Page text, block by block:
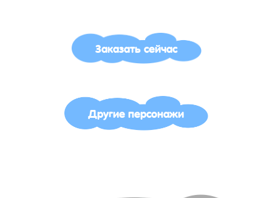
Заказать сейчас
Другие персонажи